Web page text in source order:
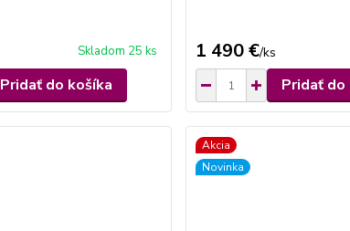
Skladom 25 ks
Pridať do košíka
1 490 €/ks
Pridať do
Akcia
Novinka